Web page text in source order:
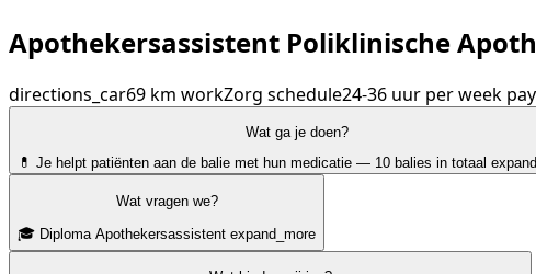
Apothekersassistent Poliklinische
directions_car69 km workZorg schedule24-36 uur per week
Wat ga je doen?
💊 Je helpt patiënten aan de balie met hun medicatie — 10 balies in totaal
Wat vragen we?
🎓 Diploma Apothekersassistent expand_more